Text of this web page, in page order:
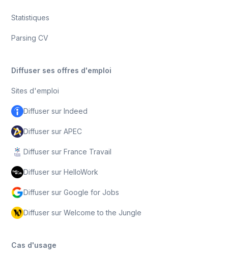
Statistiques
Parsing CV
Diffuser ses offres d'emploi
Sites d'emploi
Diffuser sur Indeed
Diffuser sur APEC
Diffuser sur France Travail
Diffuser sur HelloWork
Diffuser sur Google for Jobs
Diffuser sur Welcome to the Jungle
Cas d'usage